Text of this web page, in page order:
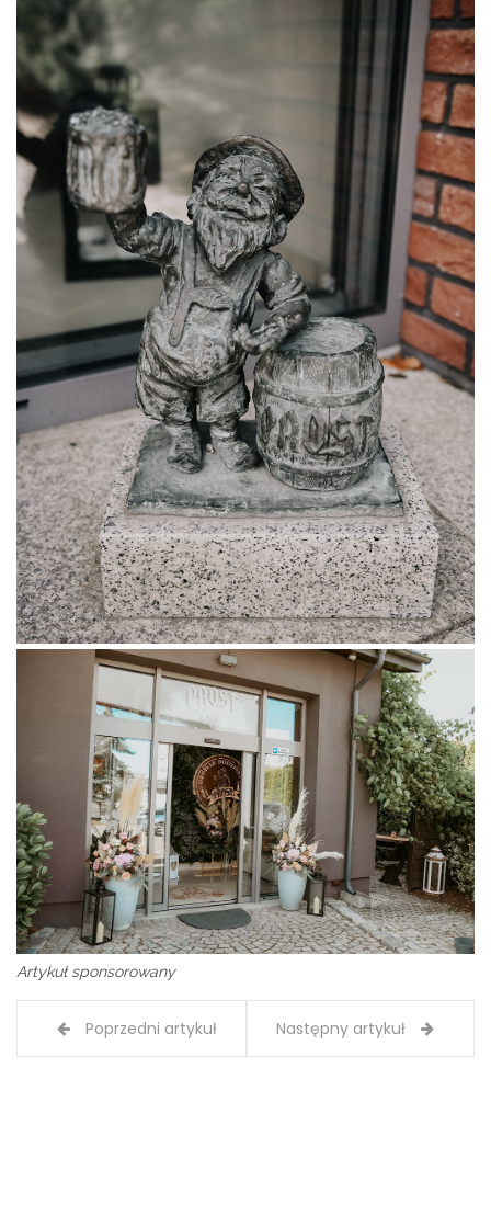
Artykuł sponsorowany
Poprzedni artykuł Następny artykuł